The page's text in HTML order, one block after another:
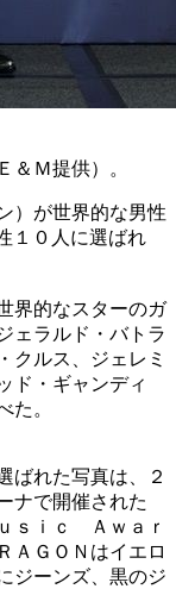
Ｍ提供）。
）が世界的な男性
１０人に選ばれ
界的なスターのガ
ェラルド・バトラ
クルス、ジェレミ
ド・ギャンディ
た。
ばれた写真は、２
ナで開催された
ｓｉｃ Ａｗａｒ
ＡＧＯＮはイエロ
ジーンズ、黒のジ